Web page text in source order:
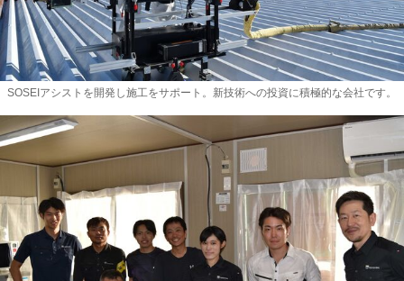
SOSEIアシストを開発し施工をサポート。新技術への投資に積極的な会社です。